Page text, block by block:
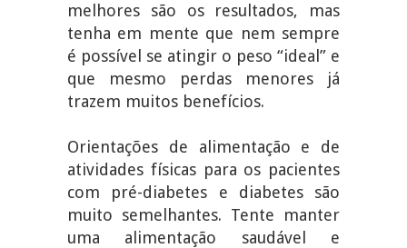
melhores são os resultados, mas
tenha em mente que nem sempre
é possível se atingir o peso “ideal” e
que mesmo perdas menores já
trazem muitos benefícios.
Orientações de alimentação e de
atividades físicas para os pacientes
com pré-diabetes e diabetes são
muito semelhantes. Tente manter
uma alimentação saudável e